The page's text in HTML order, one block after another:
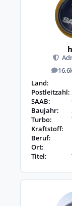
Land:
Postleitzahl:
SAAB:
Baujahr:
Turbo:
Kraftstoff:
Beruf:
Ort:
Titel: